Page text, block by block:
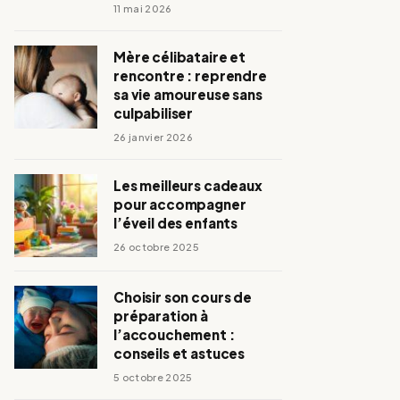
11 mai 2026
Mère célibataire et
rencontre : reprendre
sa vie amoureuse sans
culpabiliser
26 janvier 2026
Les meilleurs cadeaux
pour accompagner
l’éveil des enfants
26 octobre 2025
Choisir son cours de
préparation à
l’accouchement :
conseils et astuces
5 octobre 2025